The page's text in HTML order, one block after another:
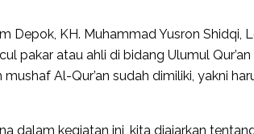
Depok, KH. Muhammad Yusron Shidqi,
pakar atau ahli di bidang Ulumul Qur’an
Al-Qur’an sudah dimiliki, yakni
dalam kegiatan ini, kita diajarkan